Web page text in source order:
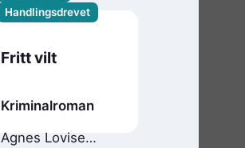
Handlingsdrevet
Fritt vilt
Kriminalroman
Agnes Lovise